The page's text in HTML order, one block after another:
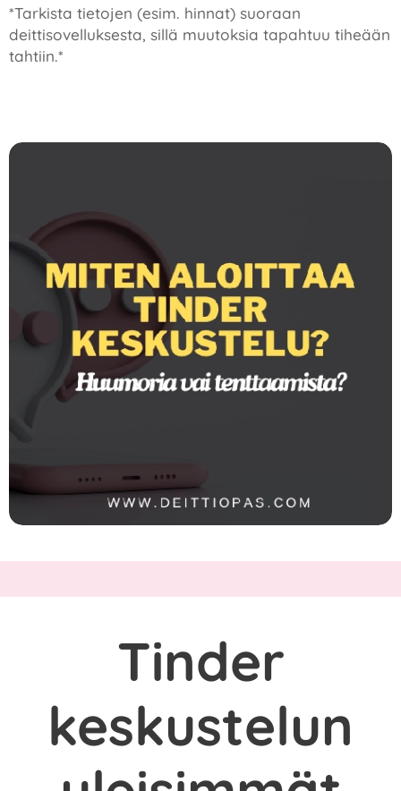
*Tarkista tietojen (esim. hinnat) suoraan
deittisovelluksesta, sillä muutoksia tapahtuu tiheään
tahtiin.*
Tinder
keskustelun